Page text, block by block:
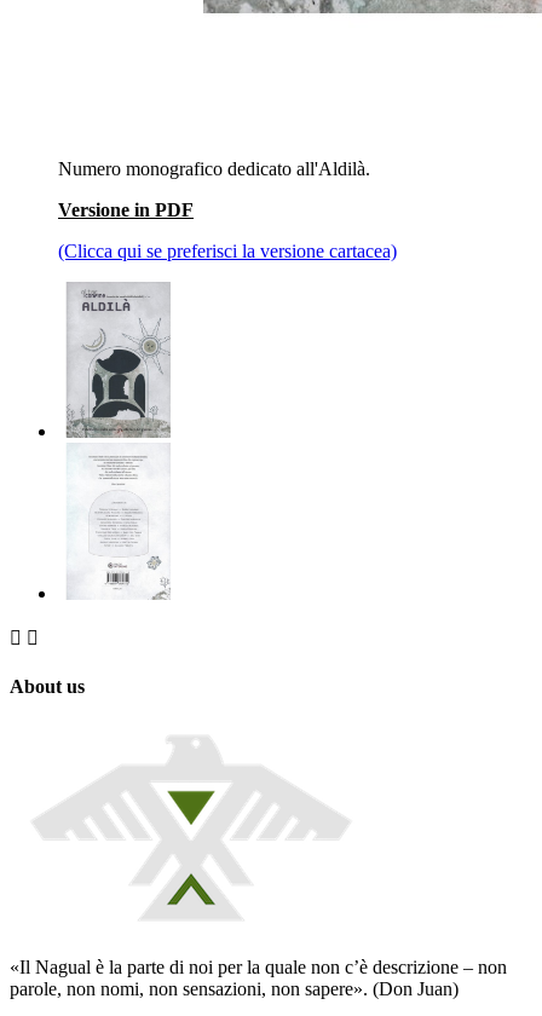
Numero monografico dedicato all'Aldilà.
Versione in PDF
(Clicca qui se preferisci la versione cartacea)
 
About us
«Il Nagual è la parte di noi per la quale non c’è descrizione – non
parole, non nomi, non sensazioni, non sapere». (Don Juan)